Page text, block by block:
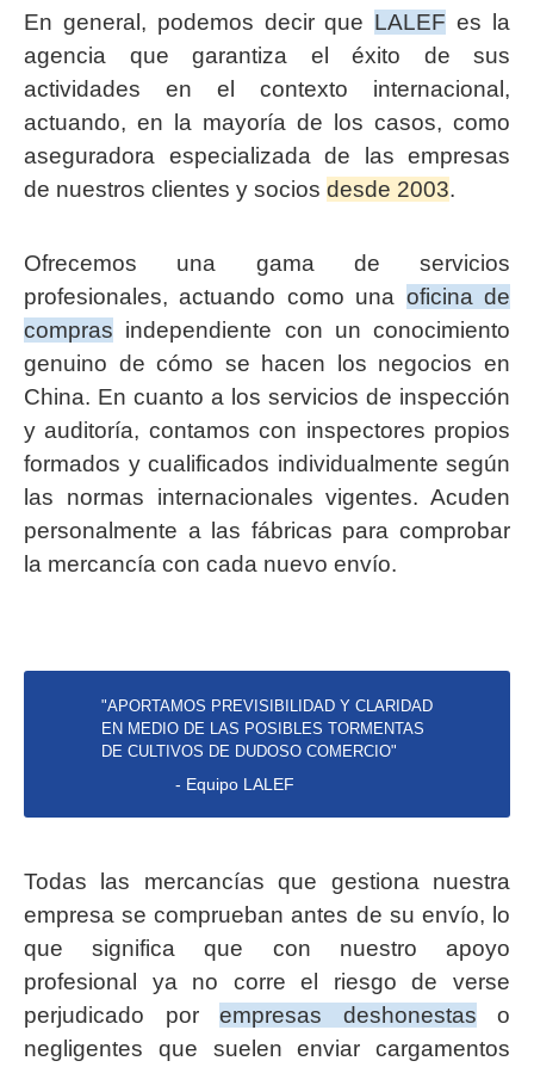
En general, podemos decir que LALEF es la
agencia que garantiza el éxito de sus
actividades en el contexto internacional,
actuando, en la mayoría de los casos, como
aseguradora especializada de las empresas
de nuestros clientes y socios desde 2003.
Ofrecemos una gama de servicios
profesionales, actuando como una oficina de
compras independiente con un conocimiento
genuino de cómo se hacen los negocios en
China. En cuanto a los servicios de inspección
y auditoría, contamos con inspectores propios
formados y cualificados individualmente según
las normas internacionales vigentes. Acuden
personalmente a las fábricas para comprobar
la mercancía con cada nuevo envío.
"APORTAMOS PREVISIBILIDAD Y CLARIDAD
EN MEDIO DE LAS POSIBLES TORMENTAS
DE CULTIVOS DE DUDOSO COMERCIO"
- Equipo LALEF
Todas las mercancías que gestiona nuestra
empresa se comprueban antes de su envío, lo
que significa que con nuestro apoyo
profesional ya no corre el riesgo de verse
perjudicado por empresas deshonestas o
negligentes que suelen enviar cargamentos